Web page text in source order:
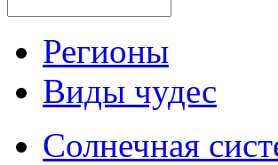
Регионы
Виды чудес
Солнечная